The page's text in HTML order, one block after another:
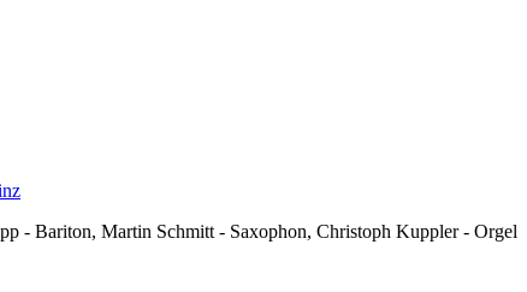
- Bariton, Martin Schmitt - Saxophon, Christoph Kuppler - Orgel